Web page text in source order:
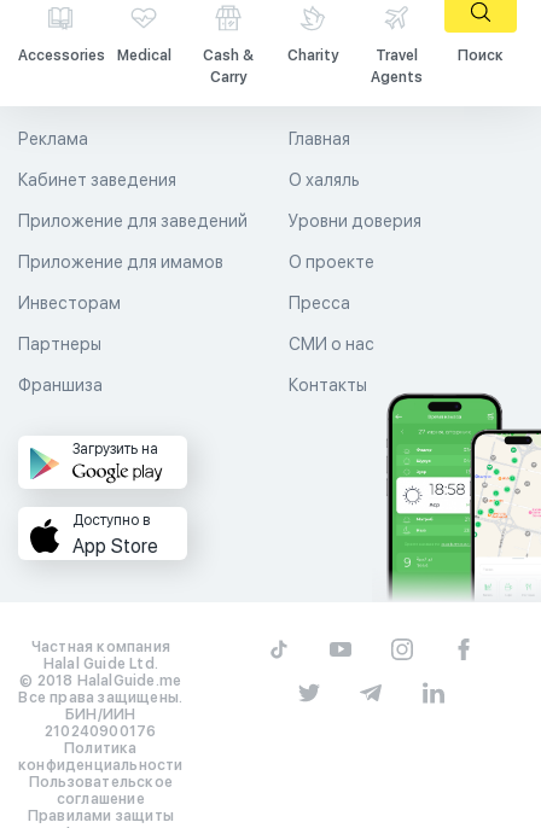
Accessories Medical
Cash &
Carry
Charity
Travel
Agents
Поиск
Главная
О халяль
Уровни доверия
Реклама
Кабинет заведения
Приложение для заведений
Приложение для имамов О проекте
Пресса
СМИ о нас
Контакты
Инвесторам
Партнеры
Франшиза
Загрузить на
Доступно в
App Store
Частная компания
Halal Guide Ltd.
© 2018 HalalGuide.me
Все права защищены.
БИН/ИИН
210240900176
Политика
конфиденциальности
Пользовательское
соглашение
Правилами защиты